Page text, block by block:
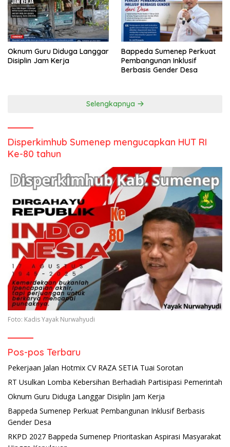
Oknum Guru Diduga Langgar
Disiplin Jam Kerja
Bappeda Sumenep Perkuat
Pembangunan Inklusif
Berbasis Gender Desa
Selengkapnya
Disperkimhub Sumenep mengucapkan HUT RI
Ke-80 tahun
Foto: Kadis Yayak Nurwahyudi
Pos-pos Terbaru
Pekerjaan Jalan Hotmix CV RAZA SETIA Tuai Sorotan
RT Usulkan Lomba Kebersihan Berhadiah Partisipasi Pemerintah
Oknum Guru Diduga Langgar Disiplin Jam Kerja
Bappeda Sumenep Perkuat Pembangunan Inklusif Berbasis
Gender Desa
RKPD 2027 Bappeda Sumenep Prioritaskan Aspirasi Masyarakat